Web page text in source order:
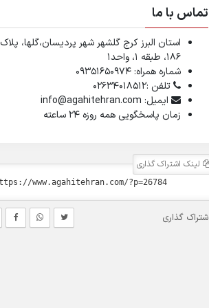
تماس با ما
استان البرز کرج گلشهر شهر پردیسان،گلها، پلاک
۱۸۶، طبقه ۱، واحد1
شماره همراه: 09351650974
تلفن :02634018512
ایمیل: info@agahitehran.com
زمان پاسخگویی همه روزه 24 ساعته
لینک اشتراک گذاری
گذاری